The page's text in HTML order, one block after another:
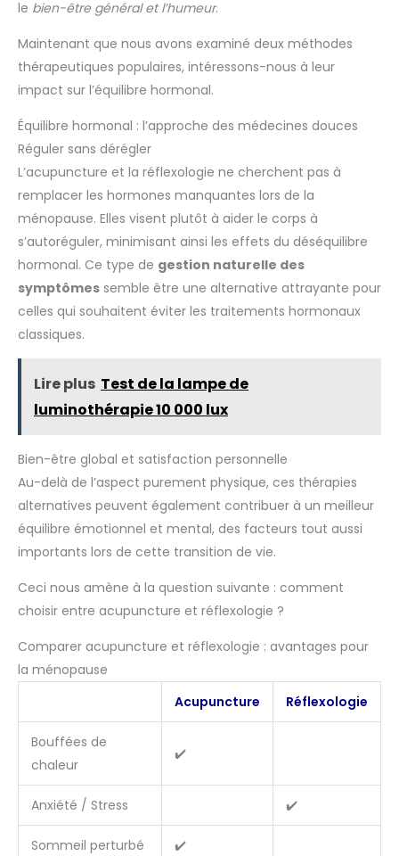
le bien-être général et l’humeur.
Maintenant que nous avons examiné deux méthodes
thérapeutiques populaires, intéressons-nous à leur
impact sur l’équilibre hormonal.
Équilibre hormonal : l’approche des médecines douces
Réguler sans dérégler
L’acupuncture et la réflexologie ne cherchent pas à
remplacer les hormones manquantes lors de la
ménopause. Elles visent plutôt à aider le corps à
s’autoréguler, minimisant ainsi les effets du déséquilibre
hormonal. Ce type de gestion naturelle des
symptômes semble être une alternative attrayante pour
celles qui souhaitent éviter les traitements hormonaux
classiques.
Lire plus Test de la lampe de
luminothérapie 10 000 lux
Bien-être global et satisfaction personnelle
Au-delà de l’aspect purement physique, ces thérapies
alternatives peuvent également contribuer à un meilleur
équilibre émotionnel et mental, des facteurs tout aussi
importants lors de cette transition de vie.
Ceci nous amène à la question suivante : comment
choisir entre acupuncture et réflexologie ?
Comparer acupuncture et réflexologie : avantages pour
la ménopause
Acupuncture
Réflexologie
Bouffées de
chaleur
✔️
Anxiété / Stress ✔️
Sommeil perturbé ✔️